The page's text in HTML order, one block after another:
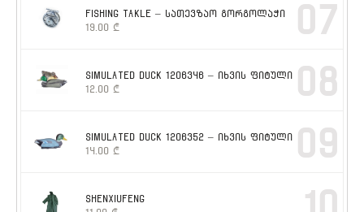
FISHING TAKLE – სათევზაო გორგოლაჭი
19.00 ₾ 07
SIMULATED DUCK 1206346 – იხვის ფიტული
12.00 ₾ 08
SIMULATED DUCK 1206352 – იხვის ფიტული
14.00 ₾ 09
SHENXIUFENG